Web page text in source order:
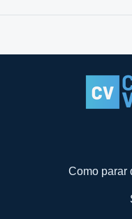
Como parar